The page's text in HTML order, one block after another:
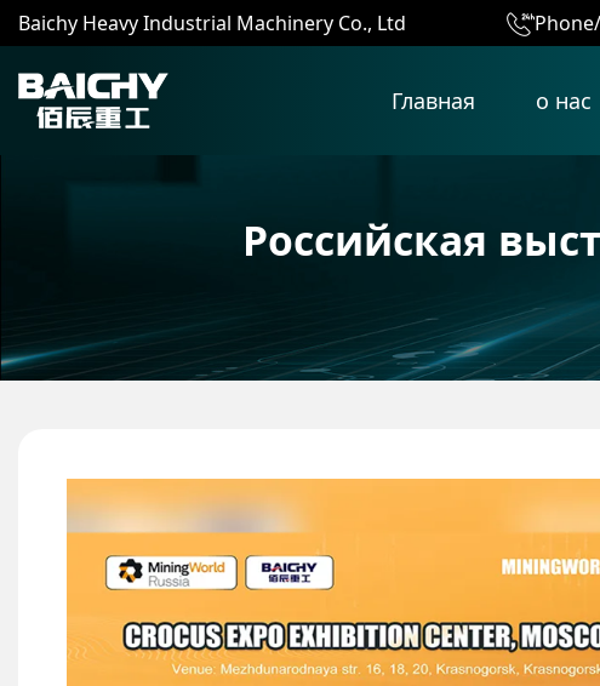
Baichy Heavy Industrial Machinery Co., Ltd
Главная о нас
Российская